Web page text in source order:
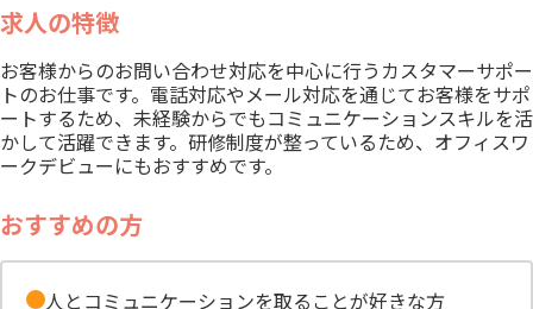
求人の特徴
お客様からのお問い合わせ対応を中心に行うカスタマーサポー
トのお仕事です。電話対応やメール対応を通じてお客様をサポ
ートするため、未経験からでもコミュニケーションスキルを活
かして活躍できます。研修制度が整っているため、オフィスワ
ークデビューにもおすすめです。
おすすめの方
人とコミュニケーションを取ることが好きな方